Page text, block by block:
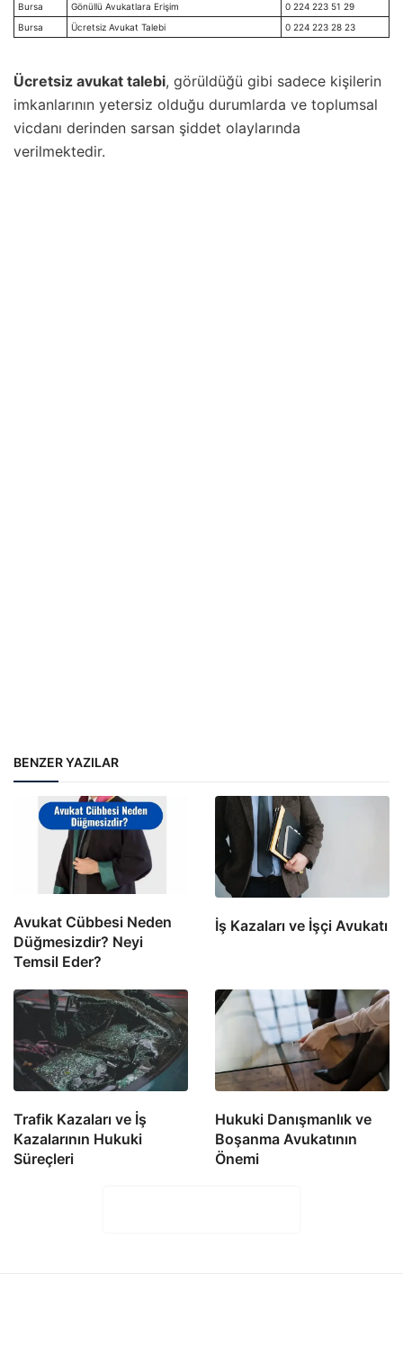
Bursa
Gönüllü Avukatlara Erişim
0 224 223 51 29
Bursa
Ücretsiz Avukat Talebi 0 224 223 28 23
Ücretsiz avukat talebi, görüldüğü gibi sadece kişilerin
imkanlarının yetersiz olduğu durumlarda ve toplumsal
vicdanı derinden sarsan şiddet olaylarında
verilmektedir.
BENZER YAZILAR
Avukat Cübbesi Neden
Düğmesizdir? Neyi
Temsil Eder?
İş Kazaları ve İşçi Avukatı
Trafik Kazaları ve İş
Kazalarının Hukuki
Süreçleri
Hukuki Danışmanlık ve
Boşanma Avukatının
Önemi